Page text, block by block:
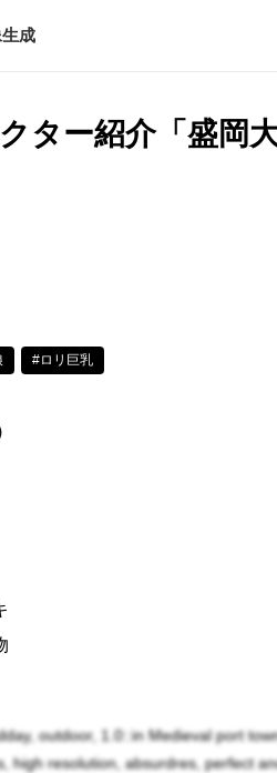
成
ー紹介「盛岡大
#ロリ巨乳
まれながら各地を渡り回ってい
outdoor, 1.0::in Medieval port
high resolution, absurdres, perfect